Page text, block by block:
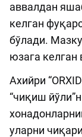
аввалдан
келган
бўлади.
юзага келган
Ахийри
“чиқиш
уларни